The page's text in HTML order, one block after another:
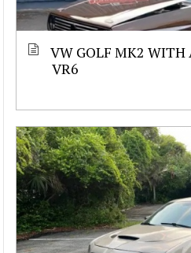
VW GOLF MK2 WITH
VR6